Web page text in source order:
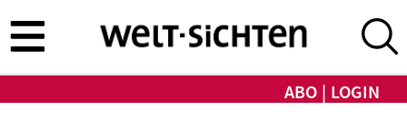
zum
Inhalt
ABO LOGIN